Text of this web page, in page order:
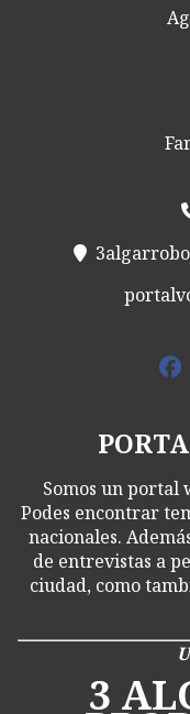
Somos un portal
Podes encontrar
nacionales.
de entrevistas a
ciudad, como
3